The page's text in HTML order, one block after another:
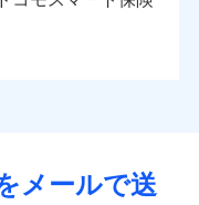
メールで送